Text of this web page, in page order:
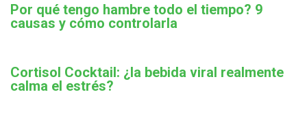
Por qué tengo hambre todo el tiempo? 9
causas y cómo controlarla
Cortisol Cocktail: ¿la bebida viral realmente
calma el estrés?